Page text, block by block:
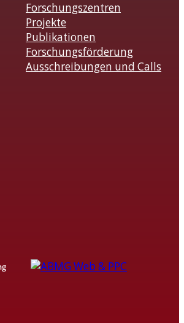
Forschungszentren
Projekte
Publikationen
Forschungsförderung
Ausschreibungen und Calls